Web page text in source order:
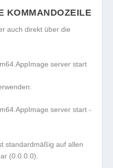
KOMMANDOZEILE
auch direkt über die
server start
server start -
standardmäßig auf allen
(0.0.0.0).